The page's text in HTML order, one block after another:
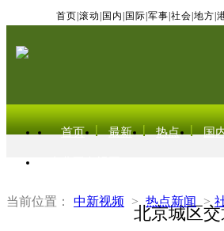
首页 滚动 国内 国际 军事 社会 地方
首页 最新 热点 国
当前位置： 中新视频 > 热点新闻 >
北京城区